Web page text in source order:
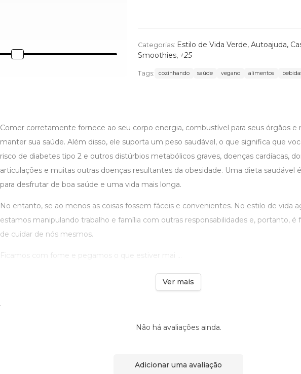
Categorias: Estilo de Vida Verde, Autoajuda,
Smoothies, +25
Tags: cozinhando saúde vegano alimentos
Comer corretamente fornece ao seu corpo energia, combustível para seus órgãos e
manter sua saúde. Além disso, ele suporta um peso saudável, o que significa que
risco de diabetes tipo 2 e outros distúrbios metabólicos graves, doenças cardíacas,
articulações e muitas outras doenças resultantes da obesidade. Uma dieta saudável
para desfrutar de boa saúde e uma vida mais longa.
No entanto, se ao menos as coisas fossem fáceis e convenientes. No estilo de vida
estamos manipulando trabalho e família com outras responsabilidades e, portanto, é
de cuidar de nós mesmos.
Ficamos com fome e pegamos o que estiver mai ...
Ver mais
Não há avaliações ainda.
Adicionar uma avaliação